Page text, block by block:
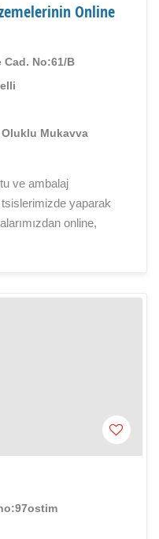
Online
Cad. No:61/B
Mukavva
ve ambalaj
yaparak
online,